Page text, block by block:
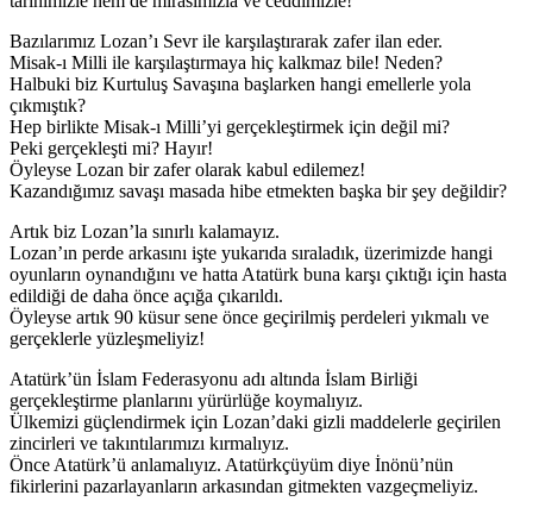
Bazılarımız Lozan’ı Sevr ile karşılaştırarak zafer ilan eder.
Misak-ı Milli ile karşılaştırmaya hiç kalkmaz bile! Neden?
Halbuki biz Kurtuluş Savaşına başlarken hangi emellerle yola
çıkmıştık?
Hep birlikte Misak-ı Milli’yi gerçekleştirmek için değil mi?
Peki gerçekleşti mi? Hayır!
Öyleyse Lozan bir zafer olarak kabul edilemez!
Kazandığımız savaşı masada hibe etmekten başka bir şey değildir?
Artık biz Lozan’la sınırlı kalamayız.
Lozan’ın perde arkasını işte yukarıda sıraladık, üzerimizde hangi
oyunların oynandığını ve hatta Atatürk buna karşı çıktığı için hasta
edildiği de daha önce açığa çıkarıldı.
Öyleyse artık 90 küsur sene önce geçirilmiş perdeleri yıkmalı ve
gerçeklerle yüzleşmeliyiz!
Atatürk’ün İslam Federasyonu adı altında İslam Birliği
gerçekleştirme planlarını yürürlüğe koymalıyız.
Ülkemizi güçlendirmek için Lozan’daki gizli maddelerle geçirilen
zincirleri ve takıntılarımızı kırmalıyız.
Önce Atatürk’ü anlamalıyız. Atatürkçüyüm diye İnönü’nün
fikirlerini pazarlayanların arkasından gitmekten vazgeçmeliyiz.